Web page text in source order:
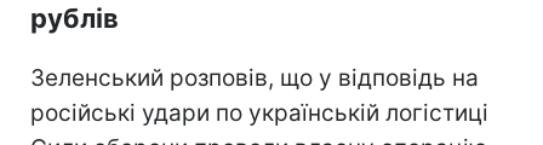
рублів
Зеленський розповів, що у відповідь на
російські удари по українській логістиці